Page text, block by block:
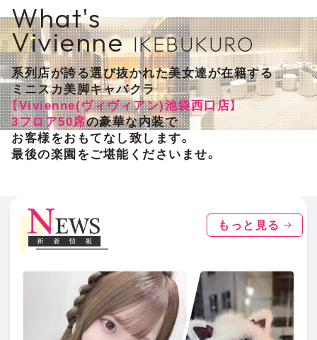
What's
VivienneIKEBUKURO
系列店が誇る選び抜かれた美女達が在籍する
ミニスカ美脚キャバクラ
【Vivienne(ヴィヴィアン)池袋西口店】
3フロア50席の豪華な内装で
お客様をおもてなし致します。
最後の楽園をご堪能くださいませ。
もっと見る